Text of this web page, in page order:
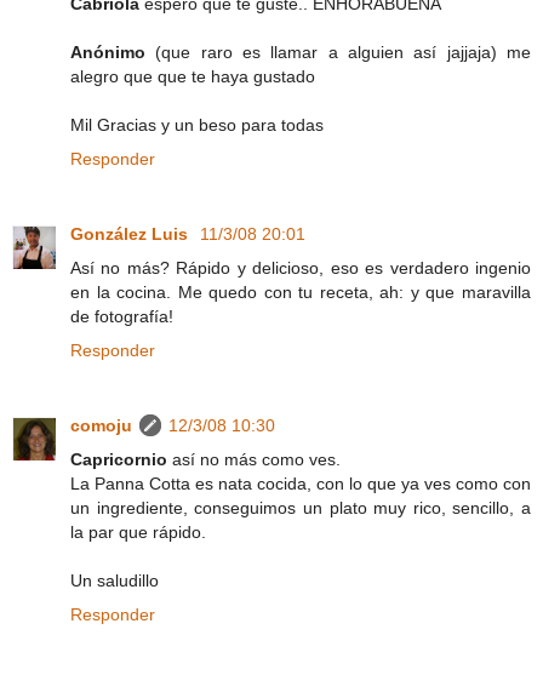
Anónimo (que raro es llamar a alguien así jajjaja) me
alegro que que te haya gustado
Mil Gracias y un beso para todas
Responder
González Luis
11/3/08 20:01
Así no más? Rápido y delicioso, eso es verdadero ingenio
en la cocina. Me quedo con tu receta, ah: y que maravilla
de fotografía!
Responder
comoju
12/3/08 10:30
Capricornio así no más como ves.
La Panna Cotta es nata cocida, con lo que ya ves como con
un ingrediente, conseguimos un plato muy rico, sencillo, a
la par que rápido.
Un saludillo
Responder